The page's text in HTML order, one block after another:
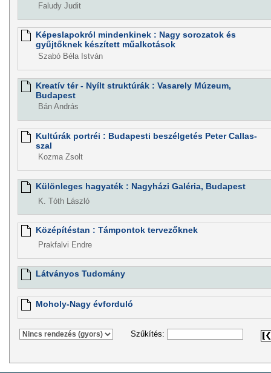
Faludy Judit
Képeslapokról mindenkinek : Nagy sorozatok és
gyűjtőknek készített műalkotások
Szabó Béla István
Kreatív tér - Nyílt struktúrák : Vasarely Múzeum,
Budapest
Bán András
Kultúrák portréi : Budapesti beszélgetés Peter Callas-
szal
Kozma Zsolt
Különleges hagyaték : Nagyházi Galéria, Budapest
K. Tóth László
Középítéstan : Támpontok tervezőknek
Prakfalvi Endre
Látványos Tudomány
Moholy-Nagy évforduló
Szűkítés: